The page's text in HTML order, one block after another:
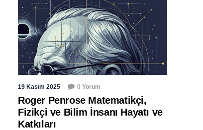
19 Kasım 2025 0 Yorum
Roger Penrose Matematikçi,
Fizikçi ve Bilim İnsanı Hayatı ve
Katkıları